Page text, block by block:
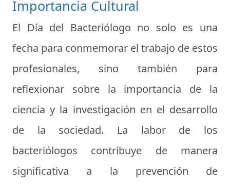
Importancia Cultural
El Día del Bacteriólogo no solo es una
fecha para conmemorar el trabajo de estos
profesionales, sino también para
reflexionar sobre la importancia de la
ciencia y la investigación en el desarrollo
de la sociedad. La labor de los
bacteriólogos contribuye de manera
significativa a la prevención de